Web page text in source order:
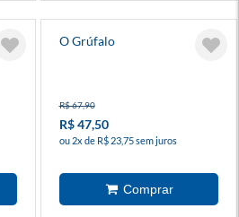
O Grúfalo
R$ 67,90
R$ 47,50
ou 2x de R$ 23,75 sem juros